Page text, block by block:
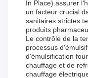
In Place).assurer
un facteur crucial
sanitaires strictes
produits
Le contrôle de la
processus
d'émulsification
chauffage et de
chauffage